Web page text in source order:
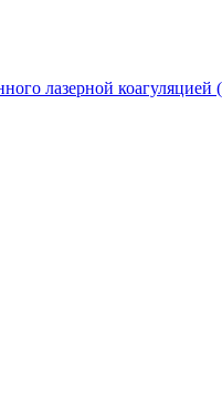
лазерной